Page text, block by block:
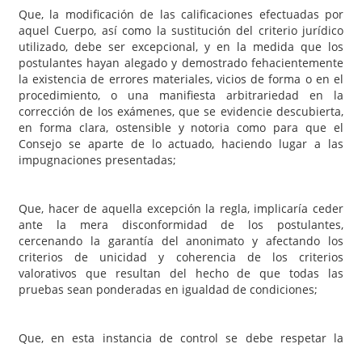
Que, la modificación de las calificaciones efectuadas por
aquel Cuerpo, así como la sustitución del criterio jurídico
utilizado, debe ser excepcional, y en la medida que los
postulantes hayan alegado y demostrado fehacientemente
la existencia de errores materiales, vicios de forma o en el
procedimiento, o una manifiesta arbitrariedad en la
corrección de los exámenes, que se evidencie descubierta,
en forma clara, ostensible y notoria como para que el
Consejo se aparte de lo actuado, haciendo lugar a las
impugnaciones presentadas;
Que, hacer de aquella excepción la regla, implicaría ceder
ante la mera disconformidad de los postulantes,
cercenando la garantía del anonimato y afectando los
criterios de unicidad y coherencia de los criterios
valorativos que resultan del hecho de que todas las
pruebas sean ponderadas en igualdad de condiciones;
Que, en esta instancia de control se debe respetar la